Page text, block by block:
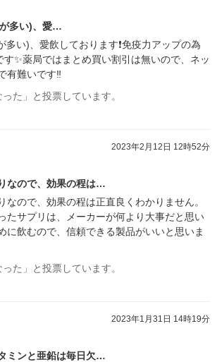
多い)、愛…
い)、愛飲しております❗️免疫力アップの為
✨薬局ではまとめ買い割引は無いので、ネッ
有難いです‼️
た」と投票しています。
2023年2月12日 12時52分
なので、効果の程は…
なので、効果の程は正直良くわかりません。
たサプリは、メーカーが何より大事だと思い
に飲むので、信頼できる製品がいいと思いま
た」と投票しています。
2023年1月31日 14時19分
ミンと亜鉛は毎日欠…